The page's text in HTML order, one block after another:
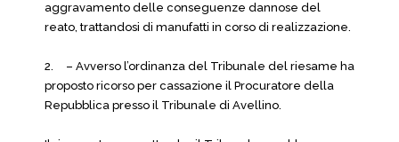
aggravamento delle conseguenze dannose del
reato, trattandosi di manufatti in corso di realizzazione.
2.
– Avverso l’ordinanza del Tribunale del riesame ha
proposto ricorso per cassazione il Procuratore della
Repubblica presso il Tribunale di Avellino.